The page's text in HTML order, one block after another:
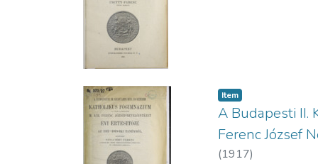
Item
A Budapesti II.
Ferenc József
(1917)